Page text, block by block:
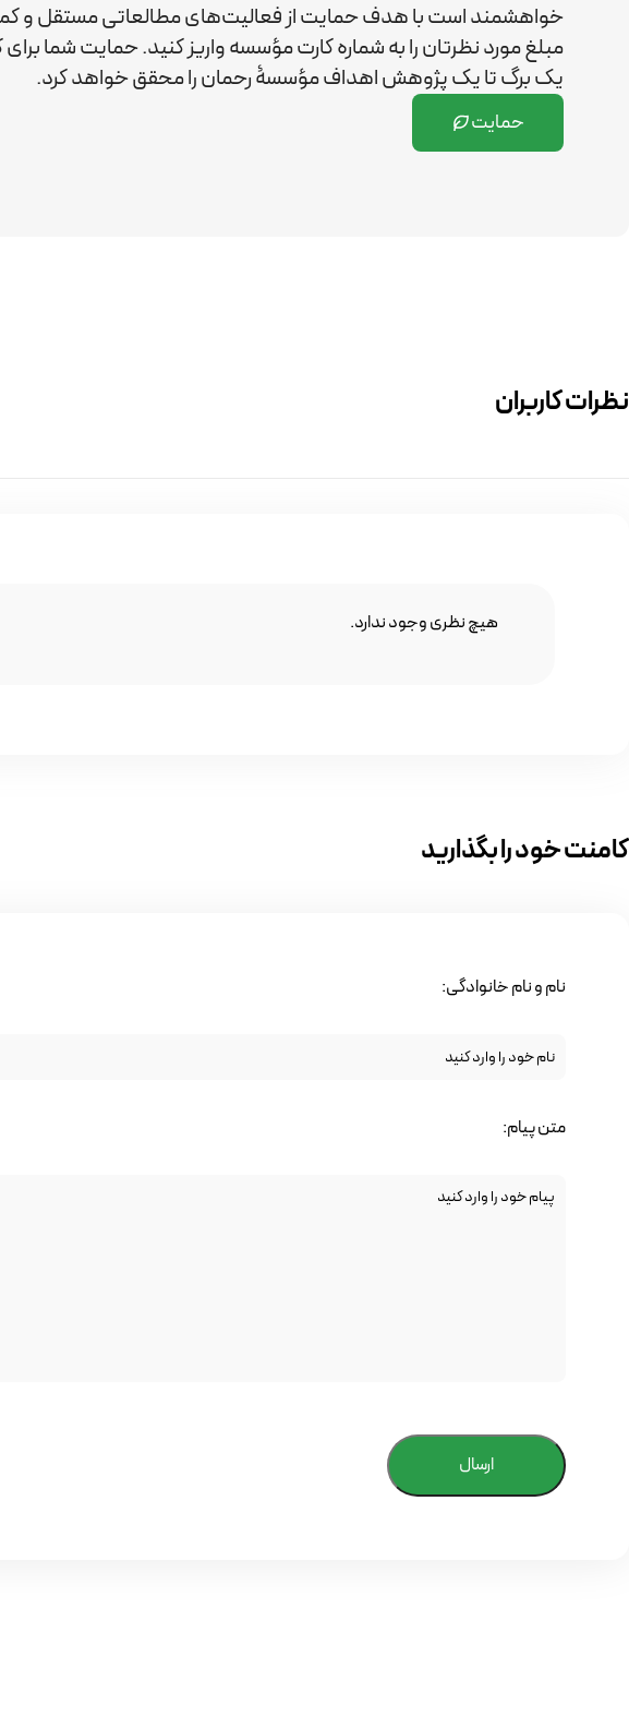
خواهشمند است با هدف حمایت از فعالیت‌های مطالعاتی مستقل و
مبلغ مورد نظرتان را به شماره کارت مؤسسه واریز کنید. حمایت شما
یک برگ تا یک پژوهش اهداف مؤسسۀ رحمان رامحقق خواهد کرد.
حمایت
نظرات کاربران
هیچ نظری وجود ندارد.
کامنت خود را بگذارید
نام و نام خانوادگی:
متن پیام:
ارسال